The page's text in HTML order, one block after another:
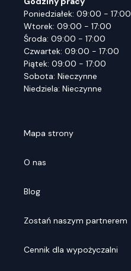
Poniedziałek: 09:00 - 17:00
Wtorek: 09:00 - 17:00
Środa: 09:00 - 17:00
Czwartek: 09:00 - 17:00
Piątek: 09:00 - 17:00
Sobota: Nieczynne
Niedziela: Nieczynne
Mapa strony
O nas
Blog
Zostań naszym partnerem
Cennik dla wypożyczalni